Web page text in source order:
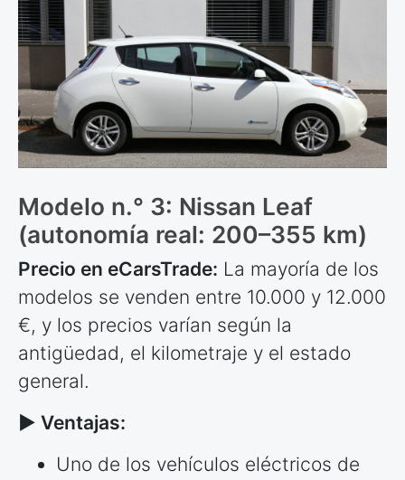
Modelo n.° 3: Nissan Leaf
(autonomía real: 200–355 km)
Precio en eCarsTrade: La mayoría de los
modelos se venden entre 10.000 y 12.000
€, y los precios varían según la
antigüedad, el kilometraje y el estado
general.
► Ventajas:
Uno de los vehículos eléctricos de